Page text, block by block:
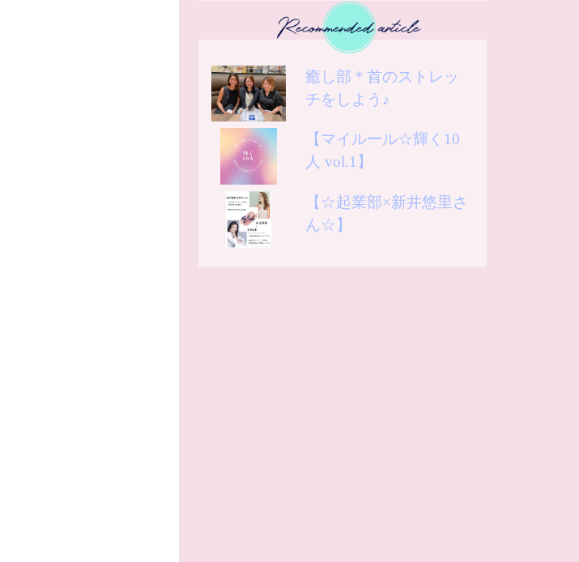
癒し部＊首のストレッ
チをしよう♪
【マイルール☆輝く10
人 vol.1】
【☆起業部×新井悠里さ
ん☆】